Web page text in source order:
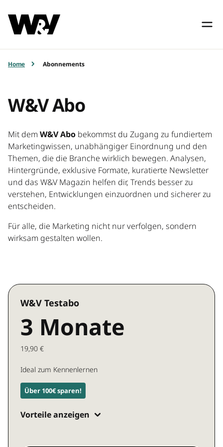
Home Abonnements
W&V Abo
Mit dem W&V Abo bekommst du Zugang zu fundiertem
Marketingwissen, unabhängiger Einordnung und den
Themen, die die Branche wirklich bewegen. Analysen,
Hintergründe, exklusive Formate, kuratierte Newsletter
und das W&V Magazin helfen dir, Trends besser zu
verstehen, Entwicklungen einzuordnen und sicherer zu
entscheiden.
Für alle, die Marketing nicht nur verfolgen, sondern
wirksam gestalten wollen.
W&V Testabo
3 Monate
19,90 €
Ideal zum Kennenlernen
Über 100€ sparen!
Vorteile anzeigen